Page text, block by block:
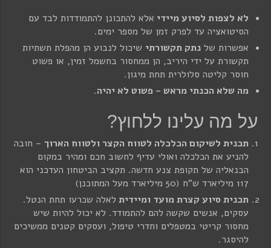
לא לצפות לסיוע מיידי אלא להתכונן להתמודדות לבד עם
הסיטואציה עד לפרק זמן של מספר ימים.
אפשרות שלנתק תקשורתי שיכול לנבוע הן מהפלת תשתיות
תקשורת על ידי היריב, הן ממחסור בחשמל זמין, או פשוט
חוסר קליטה סלולרית תחת מיגון.
מה שלא הכנתי מראש – פשוט לא יהיה.
על מה עלינו ללחוץ?
תכנית לשיקום הכלכלה לטווח הקצר ולטווח הארוך – חובה
להניע את הכלכלה ואולי עדיף לחשוב חכם ומהיר במקום
הבנאליה של תקופת צנע חדשה. תקציב הביטחון העדכני הוא
117 מיליארד ש"ח (50 מיליארד מעל המתוכנן)
תכנית סיוע קצרת מועד ומיידית לאלה שכרעו תחת הנטל.
עסקים, אנשים שקשה להם להתמודד. לא יכול להיות שיש
מחסור קריטי במטפלים וחדרי טיפול, ועסקים קטנים ממשיכים
להיסגר.